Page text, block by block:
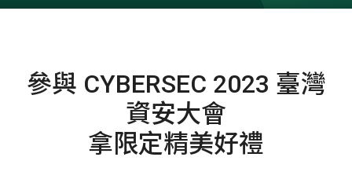
參與 CYBERSEC 2023 臺灣
資安大會
拿限定精美好禮